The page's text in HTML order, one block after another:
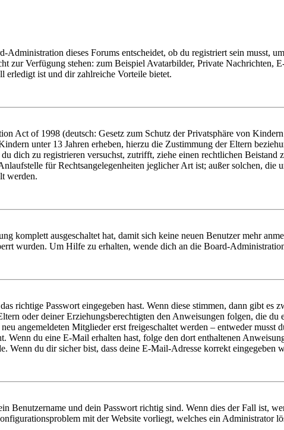
dieses Forums entscheidet, ob du registriert sein musst,
zur Verfügung stehen: zum Beispiel Avatarbilder, Private Nachrichten,
erledigt ist und dir zahlreiche Vorteile bietet.
Act of 1998 (deutsch: Gesetz zum Schutz der Privatsphäre von
unter 13 Jahren erheben, hierzu die Zustimmung der Eltern
dich zu registrieren versuchst, zutrifft, ziehe einen rechtlichen
für Rechtsangelegenheiten jeglicher Art ist; außer solchen,
werden.
komplett ausgeschaltet hat, damit sich keine neuen Benutzer mehr
wurden. Um Hilfe zu erhalten, wende dich an die Board-
richtige Passwort eingegeben hast. Wenn diese stimmen, dann gibt es
oder deiner Erziehungsberechtigten den Anweisungen folgen, die
angemeldeten Mitglieder erst freigeschaltet werden – entweder musst
du eine E-Mail erhalten hast, folge den dort enthaltenen
Wenn du dir sicher bist, dass deine E-Mail-Adresse korrekt eingegeben
Benutzername und dein Passwort richtig sind. Wenn dies der Fall ist,
mit der Website vorliegt, welches ein Administrator